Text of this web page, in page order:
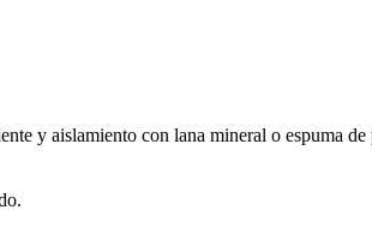
y aislamiento con lana mineral o espuma